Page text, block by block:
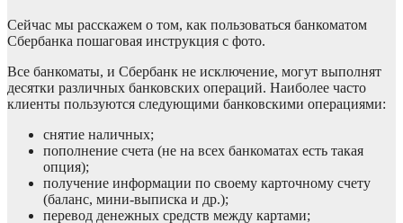
Сейчас мы расскажем о том, как пользоваться банкоматом
Сбербанка пошаговая инструкция с фото.
Все банкоматы, и Сбербанк не исключение, могут выполнят
десятки различных банковских операций. Наиболее часто
клиенты пользуются следующими банковскими операциями:
снятие наличных;
пополнение счета (не на всех банкоматах есть такая
опция);
получение информации по своему карточному счету
(баланс, мини-выписка и др.);
перевод денежных средств между картами;